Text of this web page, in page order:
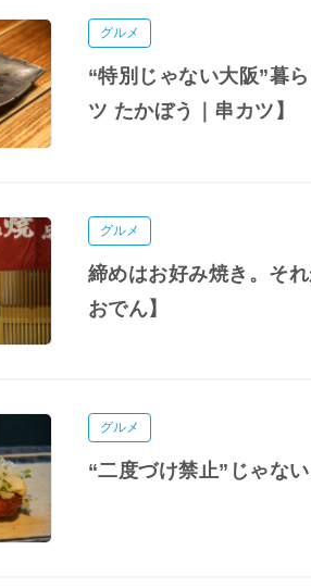
グルメ
“特別じゃない大阪”暮
ツ たかぼう｜串カツ】
グルメ
締めはお好み焼き。そ
おでん】
グルメ
“二度づけ禁止”じゃな